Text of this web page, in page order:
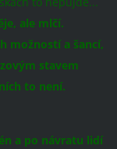
ale mlčí.
možností a šancí,
stavem
to není.
a po návratu lidí